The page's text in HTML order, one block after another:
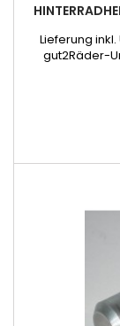
Lieferung
gut2Räder-